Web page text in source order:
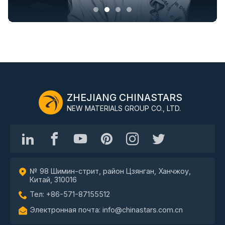
ZHEJIANG CHINASTARS
NEW MATERIALS GROUP CO., LTD.
№ 98 Шимин-стрит, район Цзянган, Ханчжоу,
Китай, 310016
Тел: +86-571-87155512
Электронная почта: info@chinastars.com.cn